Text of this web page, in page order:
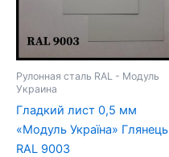
Рулонная сталь RAL - Модуль
Украина
Гладкий лист 0,5 мм
«Модуль Україна» Глянець
RAL 9003